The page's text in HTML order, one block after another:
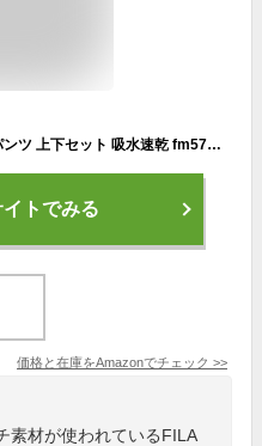
FILA フィラ 半袖 Tシャツ + ハーフパンツ 上下セット 吸水速乾 fm5724 大きいサイズ メンズ【01.ホワイト-5L】
トでみる
価格と在庫をAmazonでチェック >>
素材が使われているFILA